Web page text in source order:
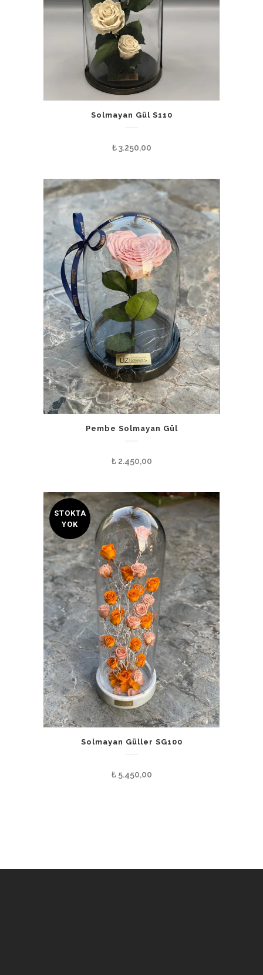
Solmayan Gül S110
₺3.250,00
Pembe Solmayan Gül
₺2.450,00
STOKTA
YOK
Solmayan Güller SG100
₺5.450,00